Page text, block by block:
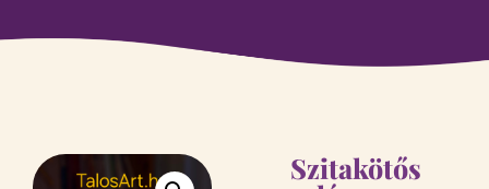
Szitakötős